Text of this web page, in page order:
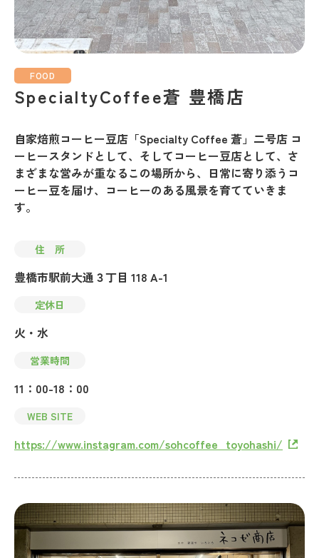
SpecialtyCoffee蒼 豊橋店
自家焙煎コーヒー豆店「Specialty Coffee 蒼」二号店 コ
ーヒースタンドとして、そしてコーヒー豆店として、さ
まざまな営みが重なるこの場所から、日常に寄り添うコ
ーヒー豆を届け、コーヒーのある風景を育てていきま
す。
FOOD
住 所
豊橋市駅前大通３丁目 118 A-1
定休日
火・水
営業時間
11：00-18：00
WEB SITE
https://www.instagram.com/sohcoffee_toyohashi/